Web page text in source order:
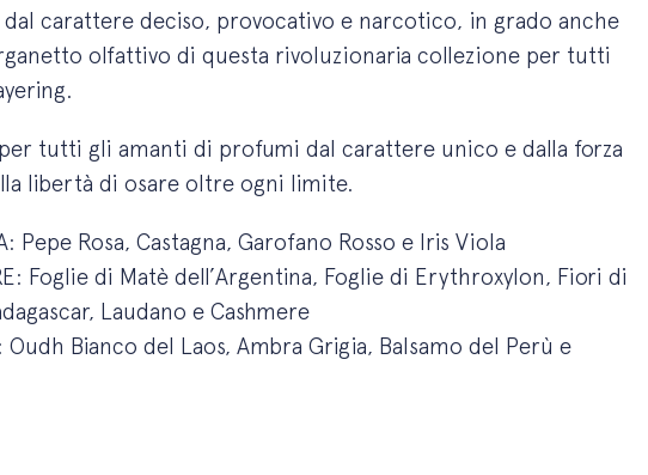
carattere deciso, provocativo e narcotico, in grado anche
olfattivo di questa rivoluzionaria collezione per tutti
tutti gli amanti di profumi dal carattere unico e dalla forza
libertà di osare oltre ogni limite.
Pepe Rosa, Castagna, Garofano Rosso e Iris Viola
Foglie di Matè dell’Argentina, Foglie di Erythroxylon, Fiori di
Laudano e Cashmere
Oudh Bianco del Laos, Ambra Grigia, Balsamo del Perù e